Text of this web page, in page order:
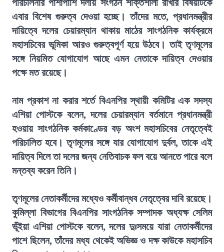
পরিচালনার পাশাপাশি দলীয় সংগঠন শক্তিশালী রাখার বিষয়টিকে
এবার বিশেষ গুরুত্ব দেওয়া হচ্ছে। তাঁদের মতে, প্রধানমন্ত্রীর
দায়িত্বে দলের চেয়ারম্যান থাকায় মাঠের সাংগঠনিক কার্যক্রমে
মহাসচিবের ভূমিকা আরও গুরুত্বপূর্ণ হয়ে উঠবে। তাই তৃণমূলের
সঙ্গে নিয়মিত যোগাযোগ আছে এমন নেতাকে দায়িত্ব দেওয়ার
পক্ষে মত রয়েছে।
নাম প্রকাশ না করার শর্তে বিএনপির স্থায়ী কমিটির এক সদস্য
এশিয়া পোস্টকে বলেন, দলের চেয়ারম্যান বর্তমানে প্রধানমন্ত্রী
হওয়ায় সাংগঠনিক কর্মকাণ্ডের বড় অংশ মহাসচিবের নেতৃত্বেই
পরিচালিত হবে। তৃণমূলের সঙ্গে যার যোগাযোগ দুর্বল, তাকে এই
দায়িত্ব দিলে তা দলের জন্য নেতিবাচক ফল বয়ে আনতে পারে বলে
মন্তব্য করেন তিনি।
তৃণমূলের নেতাকর্মীদের মধ্যেও কর্মীবান্ধব নেতৃত্বের দাবি রয়েছে।
কুমিল্লা বিভাগের বিএনপির সাংগঠনিক সম্পাদক অধ্যক্ষ সেলিম
ভূঁইয়া এশিয়া পোস্টকে বলেন, দলের দুঃসময়ে যারা নেতাকর্মীদের
পাশে ছিলেন, তাঁদের মধ্য থেকেই অভিজ্ঞ ও দক্ষ কাউকে মহাসচিব